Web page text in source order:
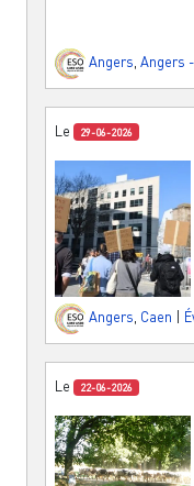
Angers Angers -
Le 29-06-2026
Angers, Caen
Le 22-06-2026